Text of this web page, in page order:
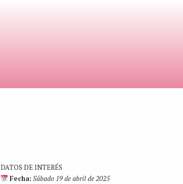
DATOS DE INTERÉS
Fecha: Sábado 19 de abril de 2025